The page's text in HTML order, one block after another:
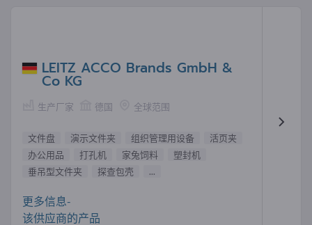
LEITZ ACCO Brands GmbH &
Co KG
生产厂家 德国 全球范围
文件盘 演示文件夹 组织管理用设备
活页夹
办公用品
打孔机 家兔饲料
塑封机
垂吊型文件夹
探查包壳 ...
更多信息-
该供应商的产品